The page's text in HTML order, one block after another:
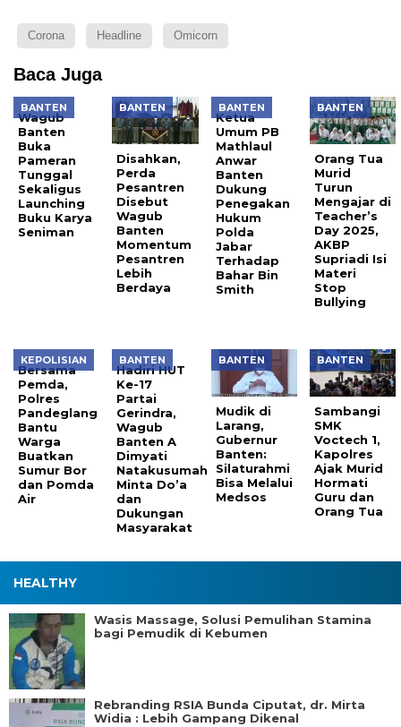
Corona Headline Omicorn
Baca Juga
BANTEN
Wagub
Banten
Buka
Pameran
Tunggal
Sekaligus
Launching
Buku Karya
Seniman
BANTEN
Disahkan,
Perda
Pesantren
Disebut
Wagub
Banten
Momentum
Pesantren
Lebih
Berdaya
BANTEN
Ketua
Umum PB
Mathlaul
Anwar
Banten
Dukung
Penegakan
Hukum
Polda
Jabar
Terhadap
Bahar Bin
Smith
BANTEN
Orang Tua
Murid
Turun
Mengajar di
Teacher’s
Day 2025,
AKBP
Supriadi Isi
Materi
Stop
Bullying
KEPOLISIAN
Bersama
Pemda,
Polres
Pandeglang
Bantu
Warga
Buatkan
Sumur Bor
dan Pomda
Air
BANTEN
Hadiri HUT
Ke-17
Partai
Gerindra,
Wagub
Banten A
Dimyati
Natakusumah
Minta Do’a
dan
Dukungan
Masyarakat
BANTEN
Mudik di
Larang,
Gubernur
Banten:
Silaturahmi
Bisa Melalui
Medsos
BANTEN
Sambangi
SMK
Voctech 1,
Kapolres
Ajak Murid
Hormati
Guru dan
Orang Tua
HEALTHY
Wasis Massage, Solusi Pemulihan Stamina
bagi Pemudik di Kebumen
Rebranding RSIA Bunda Ciputat, dr. Mirta
Widia : Lebih Gampang Dikenal